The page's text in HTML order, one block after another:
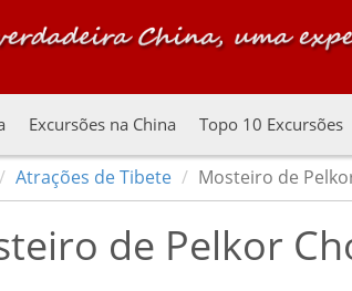
Excursões na China Topo 10 Excursões
Atrações de Tibete Mosteiro de
de Pelkor